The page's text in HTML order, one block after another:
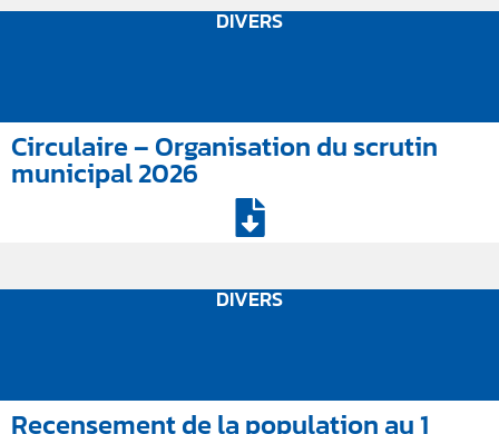
DIVERS
Circulaire – Organisation du scrutin
municipal 2026
DIVERS
Recensement de la population au 1